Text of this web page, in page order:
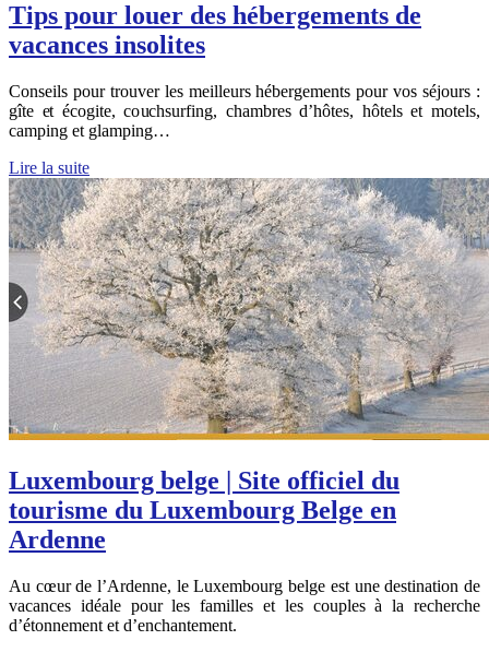
Tips pour louer des hébergements de
vacances insolites
Conseils pour trouver les meilleurs hébergements pour vos séjours :
gîte et écogite, couchsurfing, chambres d’hôtes, hôtels et motels,
camping et glamping…
Lire la suite
Luxembourg belge | Site officiel du
tourisme du Luxembourg Belge en
Ardenne
Au cœur de l’Ardenne, le Luxembourg belge est une destination de
vacances idéale pour les familles et les couples à la recherche
d’étonnement et d’enchantement.